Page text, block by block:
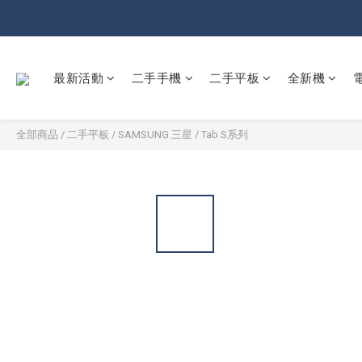
最新活動 二手手機 二手平板 全新機
全部商品 / 二手平板 / SAMSUNG 三星 / Tab S系列